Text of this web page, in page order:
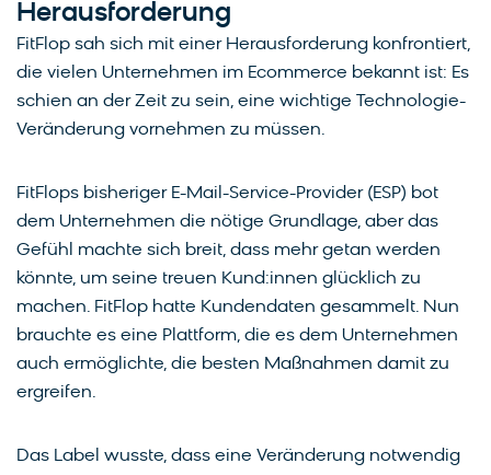
Herausforderung
FitFlop sah sich mit einer Herausforderung konfrontiert,
die vielen Unternehmen im Ecommerce bekannt ist: Es
schien an der Zeit zu sein, eine wichtige Technologie-
Veränderung vornehmen zu müssen.
FitFlops bisheriger E-Mail-Service-Provider (ESP) bot
dem Unternehmen die nötige Grundlage, aber das
Gefühl machte sich breit, dass mehr getan werden
könnte, um seine treuen Kund:innen glücklich zu
machen. FitFlop hatte Kundendaten gesammelt. Nun
brauchte es eine Plattform, die es dem Unternehmen
auch ermöglichte, die besten Maßnahmen damit zu
ergreifen.
Das Label wusste, dass eine Veränderung notwendig